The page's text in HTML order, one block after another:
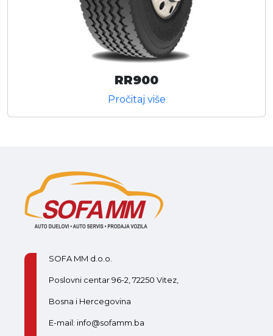
RR900
Pročitaj više
SOFA MM d.o.o.
Poslovni centar 96-2, 72250 Vitez,
Bosna i Hercegovina
E-mail: info@sofamm.ba